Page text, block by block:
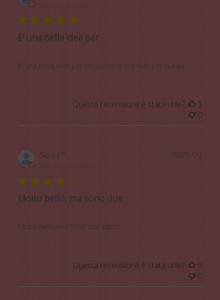
E' una bella idea per
E' una bella idea per dei lavoretti che farò per Natale
Questa recensione è stata utile?
1
0
Sonia P.
Molto bello, ma sono due
Molto bello, ma sono due pezzi
05/05/22
Questa recensione è stata utile?
0
0